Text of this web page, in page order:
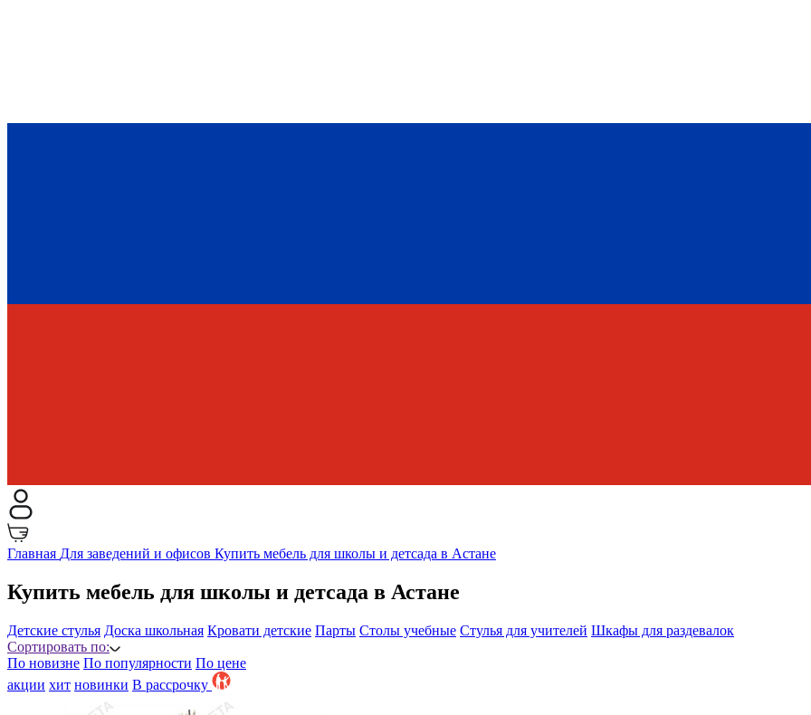
Главная Для заведений и офисов Купить мебель для школы и детсада в Астане
Купить мебель для школы и детсада в Астане
Детские стулья Доска школьная Кровати детские Парты Столы учебные Стулья для учителей Шкафы для раздевалок
Сортировать по:
По новизне По популярности По цене
акции хит новинки B рассрочку